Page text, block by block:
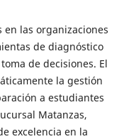
en las organizaciones
de diagnóstico
de decisiones. El
la gestión
a estudiantes
Matanzas,
excelencia en la